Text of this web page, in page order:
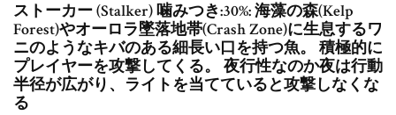
ストーカー (Stalker) 噛みつき:30%: 海藻の森(Kelp
Forest)やオーロラ墜落地帯(Crash Zone)に生息するワ
ニのようなキバのある細長い口を持つ魚。 積極的に
プレイヤーを攻撃してくる。 夜行性なのか夜は行動
半径が広がり、ライトを当てていると攻撃しなくな
る